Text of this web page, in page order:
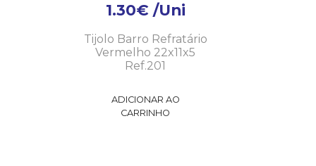
1.30€ /Uni
Tijolo Barro Refratário
Vermelho 22x11x5
Ref.201
ADICIONAR AO
CARRINHO